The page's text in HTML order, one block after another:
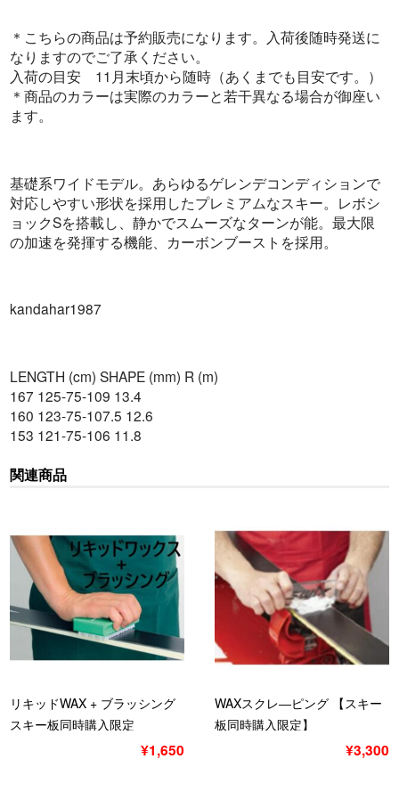
＊こちらの商品は予約販売になります。入荷後随時発送に
なりますのでご了承ください。
入荷の目安 11月末頃から随時（あくまでも目安です。）
＊商品のカラーは実際のカラーと若干異なる場合が御座い
ます。
基礎系ワイドモデル。あらゆるゲレンデコンディションで
対応しやすい形状を採用したプレミアムなスキー。レボシ
ョックSを搭載し、静かでスムーズなターンが能。最大限
の加速を発揮する機能、カーボンブーストを採用。
kandahar1987
LENGTH (cm) SHAPE (mm) R (m)
167 125-75-109 13.4
160 123-75-107.5 12.6
153 121-75-106 11.8
関連商品
リキッドWAX + ブラッシング
スキー板同時購入限定
¥1,650
WAXスクレ―ピング 【スキー
板同時購入限定】
¥3,300